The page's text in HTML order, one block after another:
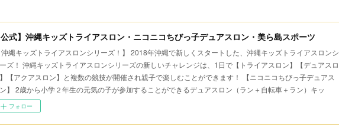
公式】沖縄キッズトライアスロン・ニコニコちびっ子デュアスロン・美ら島スポーツ
沖縄キッズトライアスロンシリーズ！】 2018年沖縄で新しくスタートした、沖縄キッズトライアスロンシ
ズ！ 沖縄キッズトライアスロンシリーズの新しいチャレンジは、1日で【トライアスロン】【デュアスロ
【アクアスロン】と複数の競技が開催され親子で楽しむことができます！ 【ニコニコちびっ子デュアス
】 2歳から小学２年生の元気の子が参加することができるデュアスロン（ラン＋自転車＋ラン）キッ
フォロー